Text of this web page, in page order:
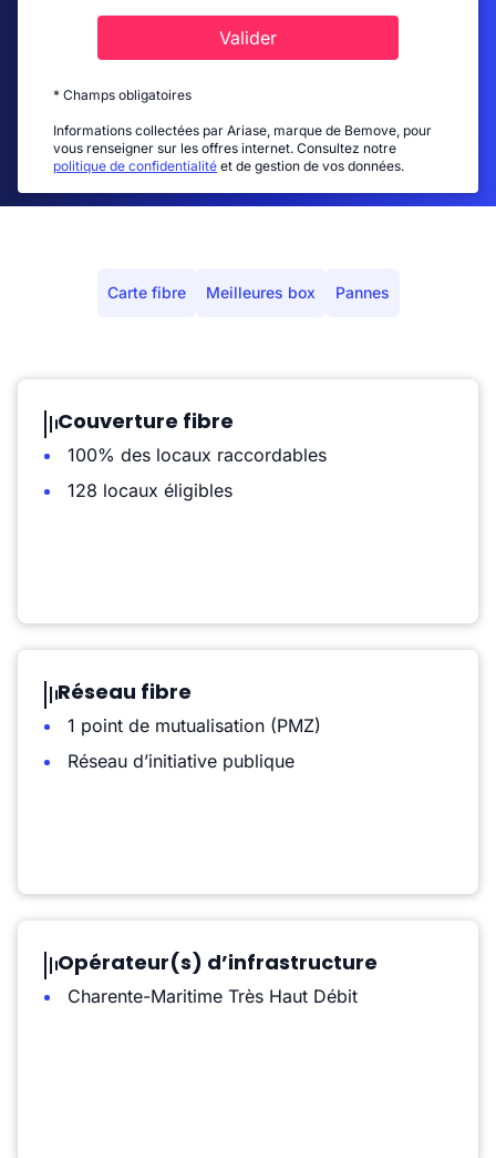
Valider
* Champs obligatoires
Informations collectées par Ariase, marque de Bemove, pour
vous renseigner sur les offres internet. Consultez notre
politique de confidentialité et de gestion de vos données.
Carte fibre Meilleures box Pannes
Couverture fibre
100% des locaux raccordables
128 locaux éligibles
Réseau fibre
1 point de mutualisation (PMZ)
Réseau d’initiative publique
Opérateur(s) d’infrastructure
Charente-Maritime Très Haut Débit